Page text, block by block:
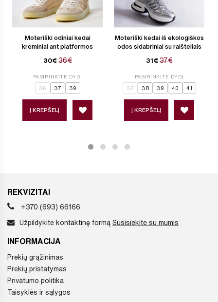
Moteriški odiniai kedai
kreminiai ant platformos
30€ 36€
PASIRINKITE DYDĮ
36 37 39
Į KREPŠELĮ
Moteriški kedai iš ekologiškos
odos sidabriniai su raišteliais
31€ 37€
PASIRINKITE DYDĮ
37 38 39 40 41
Į KREPŠELĮ
REKVIZITAI
+370 (693) 66166
Užpildykite kontaktinę formą Susisiekite su mumis
INFORMACIJA
Prekių grąžinimas
Prekių pristatymas
Privatumo politika
Taisyklės ir sąlygos